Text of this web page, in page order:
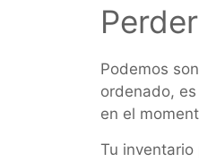
Podemos
ordenado,
en el
Tu